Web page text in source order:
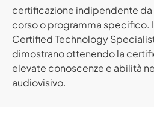
certificazione indipendente da
corso o programma specifico.
Certified Technology
dimostrano ottenendo la
elevate conoscenze e abilità
audiovisivo.